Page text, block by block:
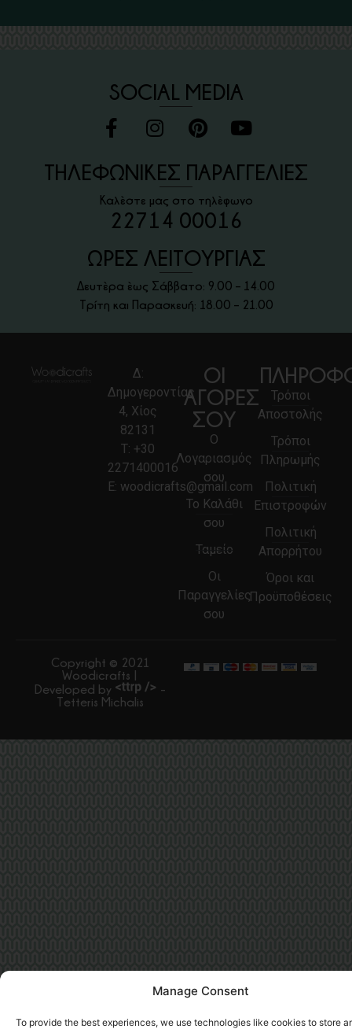
Manage Consent
To provide the best experiences, we use technologies like cookies to store
SOCIAL MEDIA
ΤΗΛΕΦΩΝΙΚΕΣ ΠΑΡΑΓΓΕΛΙΕΣ
Καλέστε μας στο τηλέφωνο
22714 00016
ΩΡΕΣ ΛΕΙΤΟΥΡΓΙΑΣ
Δευτέρα έως Σάββατο: 9.00 – 14.00
Τρίτη και Παρασκευή: 18.00 – 21.00
Δ:
Δημογεροντίας
4, Χίος
82131
Τ: +30
2271400016
E: woodicrafts@gmail.com
ΟΙ
ΑΓΟΡΕΣ
ΣΟΥ
Ο
Λογαριασμός
σου
Το Καλάθι
σου
Ταμείο
Οι
Παραγγελίες
σου
Τρόποι
Αποστολής
Τρόποι
Πληρωμής
Πολιτική
Επιστροφών
Πολιτική
Απορρήτου
Όροι και
Προϋποθέσεις
Copyright © 2021
Woodicrafts |
Developed by
-
Tetteris Michalis